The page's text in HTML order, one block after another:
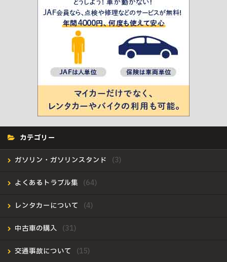
カテゴリー
ガソリン・ガソリンスタンド
よくあるトラブル集
レンタカーについて
中古車の購入
交通事故について